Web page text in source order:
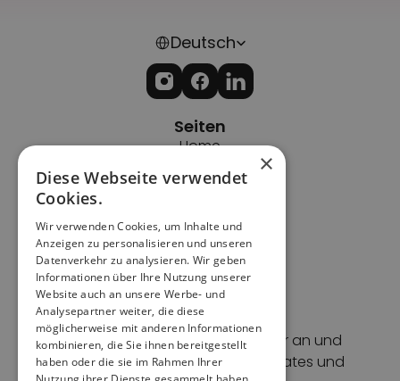
Deutsch
Seiten
Home
Impressum
Datenschutz
AGBs
Support
Kontakt
Blog
Newsletter
Melde dich für unseren Newsletter an und
erhalte Event-Tipps, Feature-Updates und
×
Diese Webseite verwendet
Cookies.
Wir verwenden Cookies, um Inhalte und
Anzeigen zu personalisieren und unseren
Datenverkehr zu analysieren. Wir geben
Informationen über Ihre Nutzung unserer
Website auch an unsere Werbe- und
Analysepartner weiter, die diese
möglicherweise mit anderen Informationen
kombinieren, die Sie ihnen bereitgestellt
haben oder die sie im Rahmen Ihrer